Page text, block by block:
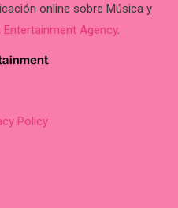
online sobre Música y
Entertainment Agency.
Policy